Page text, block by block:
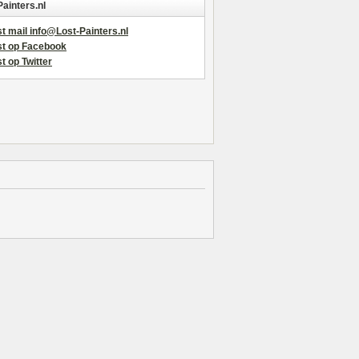
mail info@Lost-Painters.nl
op Facebook
op Twitter